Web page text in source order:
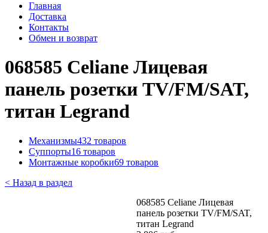
Главная
Доставка
Контакты
Обмен и возврат
068585 Celiane Лицевая
панель розетки TV/FM/SAT,
титан Legrand
Механизмы432 товаров
Суппорты16 товаров
Монтажные коробки69 товаров
< Назад в раздел
068585 Celiane Лицевая
панель розетки TV/FM/SAT,
титан Legrand